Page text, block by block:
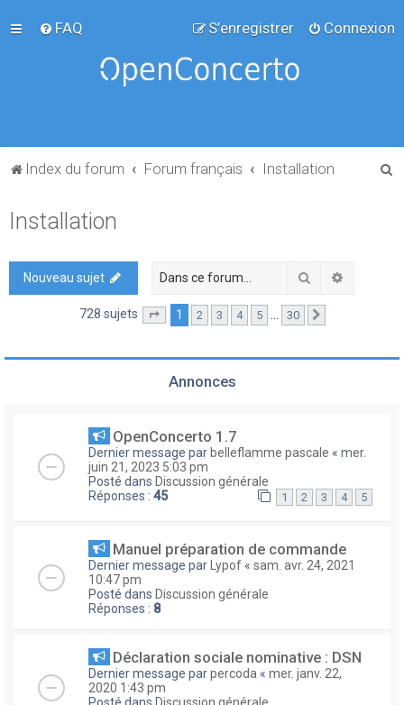
FAQ Connexion
S’enregistrer
Index du forum Forum français Installation
Installation
Nouveau sujet Rechercher
728 sujets Page sur30
1 2 3 4 5 … 30
Annonces
OpenConcerto 1.7
Dernier message par belleflamme pascale « mer.
juin 21, 2023 5:03 pm
Posté dans Discussion générale
Réponses : 45 1 2 3 4 5
Manuel préparation de commande
Dernier message par Lypof « sam. avr. 24, 2021
10:47 pm
Posté dans Discussion générale
Réponses : 8
Déclaration sociale nominative : DSN
Dernier message parpercoda « mer. janv. 22,
2020 1:43 pm